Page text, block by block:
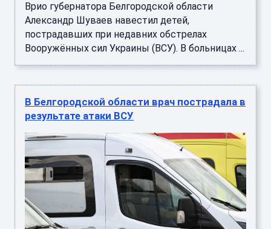
Врио губернатора Белгородской области
Александр Шуваев навестил детей,
пострадавших при недавних обстрелах
Вооружённых сил Украины (ВСУ). В больницах ...
В Белгородской области врач пострадала в
результате атаки ВСУ